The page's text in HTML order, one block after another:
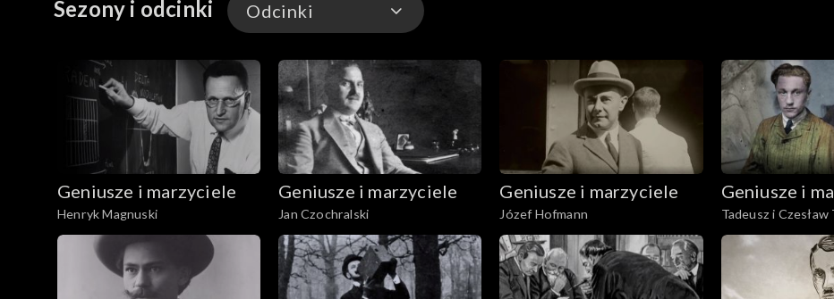
chorych na tyfus w warszawskim getcie.
Sezony i odcinki Odcinki
Odcinki
Geniusze i marzyciele
Henryk Magnuski
Geniusze i marzyciele
Jan Czochralski
Geniusze i marzyciele
Józef Hofmann
Geniusze i
Tadeusz i Czesław